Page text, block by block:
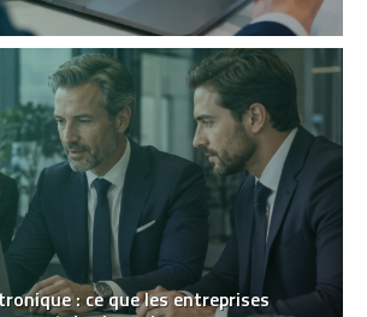
: ce que les entreprises